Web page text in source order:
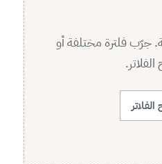
جرّب فلترة مختلفة أو